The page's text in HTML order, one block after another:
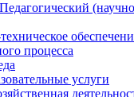
процесса
услуги